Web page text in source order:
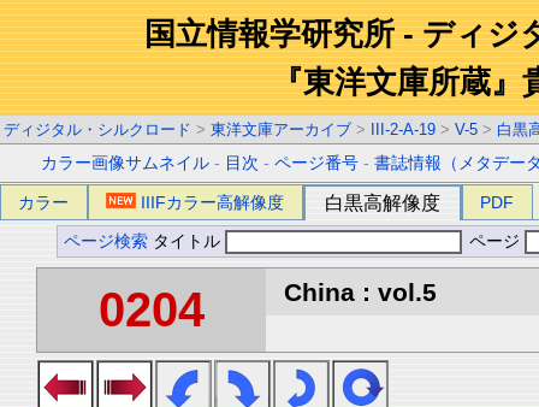
国立情報学研究所 - ディジ
『東洋文庫所蔵』
ディジタル・シルクロード > 東洋文庫アーカイブ > III-2-A-19 > V-5 > 白黒
カラー画像サムネイル - 目次 -ページ番号 -書誌情報（メタデー
カラー IIIFカラー高解像度 白黒高解像度 PDF
ページ検索 タイトル ページ
0204 China : vol.5